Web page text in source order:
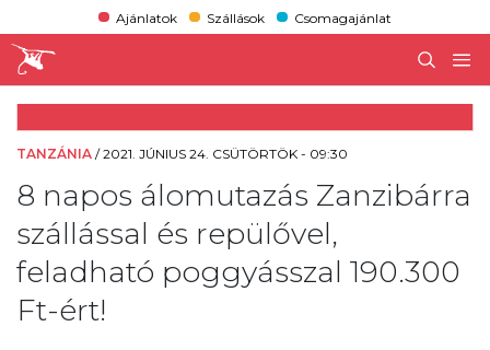
Ajánlatok Szállások Csomagajánlat
TANZÁNIA /2021. JÚNIUS 24. CSÜTÖRTÖK - 09:30
8 napos álomutazás Zanzibárra
szállással és repülővel,
feladható poggyásszal 190.300
Ft-ért!